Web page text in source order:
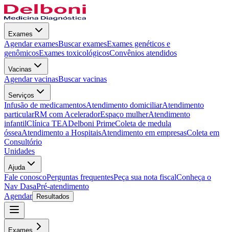
Exames
Agendar examesBuscar examesExames genéticos e
genômicosExames toxicológicosConvênios atendidos
Vacinas
Agendar vacinasBuscar vacinas
Serviços
Infusão de medicamentosAtendimento domiciliarAtendimento
particularRM com AceleradorEspaço mulherAtendimento
infantilClínica TEADelboni PrimeColeta de medula
ósseaAtendimento a HospitaisAtendimento em empresasColeta em
Consultório
Unidades
Ajuda
Fale conoscoPerguntas frequentesPeça sua nota fiscalConheça o
Nav DasaPré-atendimento
Agendar
Resultados
Exames